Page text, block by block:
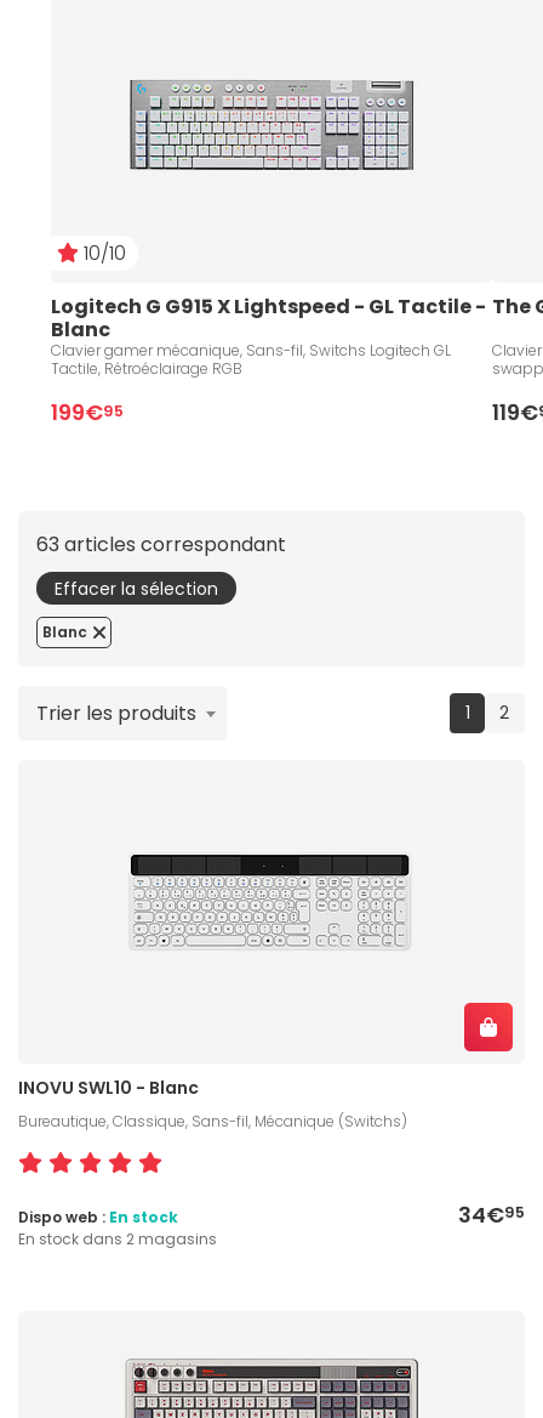
10/10
Logitech G G915 X Lightspeed - GL Tactile -
Blanc
Clavier gamer mécanique, Sans-fil, Switchs Logitech GL
Tactile, Rétroéclairage RGB
199€95
The
119€
63 articles correspondant
Effacer la sélection
Blanc
1 2
Trier les produits
INOVU SWL10 - Blanc
Bureautique, Classique, Sans-fil, Mécanique (Switchs)
34€95
Dispo web : En stock
En stock dans 2 magasins